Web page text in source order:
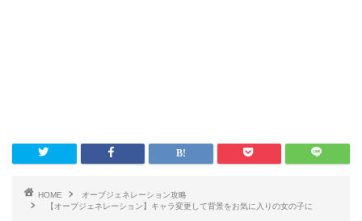
HOME
オーブジェネレーション攻略
【オーブジェネレーション】キャラ変更して背景をお気に入りの女の子に